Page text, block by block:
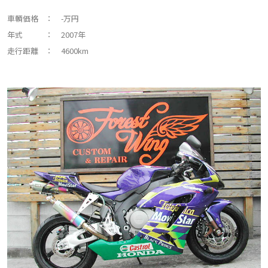
車輌価格
： -万円
年式
： 2007年
走行距離
： 4600km